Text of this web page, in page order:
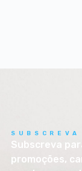
Subscreva
promoções,